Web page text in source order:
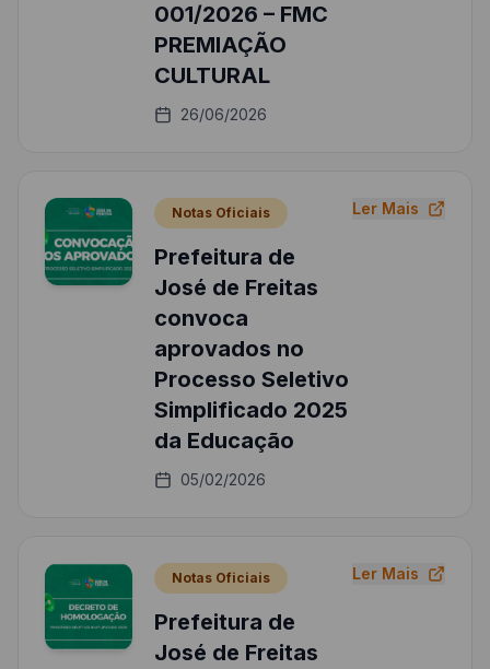
001/2026 – FMC
PREMIAÇÃO
CULTURAL
26/06/2026
Notas Oficiais
Prefeitura de
José de Freitas
convoca
aprovados no
Processo Seletivo
Simplificado 2025
da Educação
05/02/2026
Ler Mais
Notas Oficiais
Prefeitura de
José de Freitas
Ler Mais